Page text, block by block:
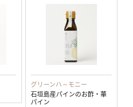
グリーンハ～モニー
石垣島産パインのお酢・華
パイン